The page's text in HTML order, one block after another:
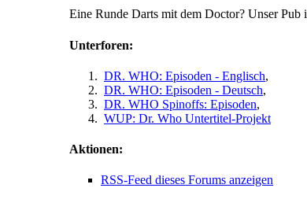
Eine Runde Darts mit dem Doctor? Unser Pub
Unterforen:
DR. WHO: Episoden - Englisch,
DR. WHO: Episoden - Deutsch,
DR. WHO Spinoffs: Episoden,
WUP: Dr. Who Untertitel-Projekt
Aktionen:
RSS-Feed dieses Forums anzeigen